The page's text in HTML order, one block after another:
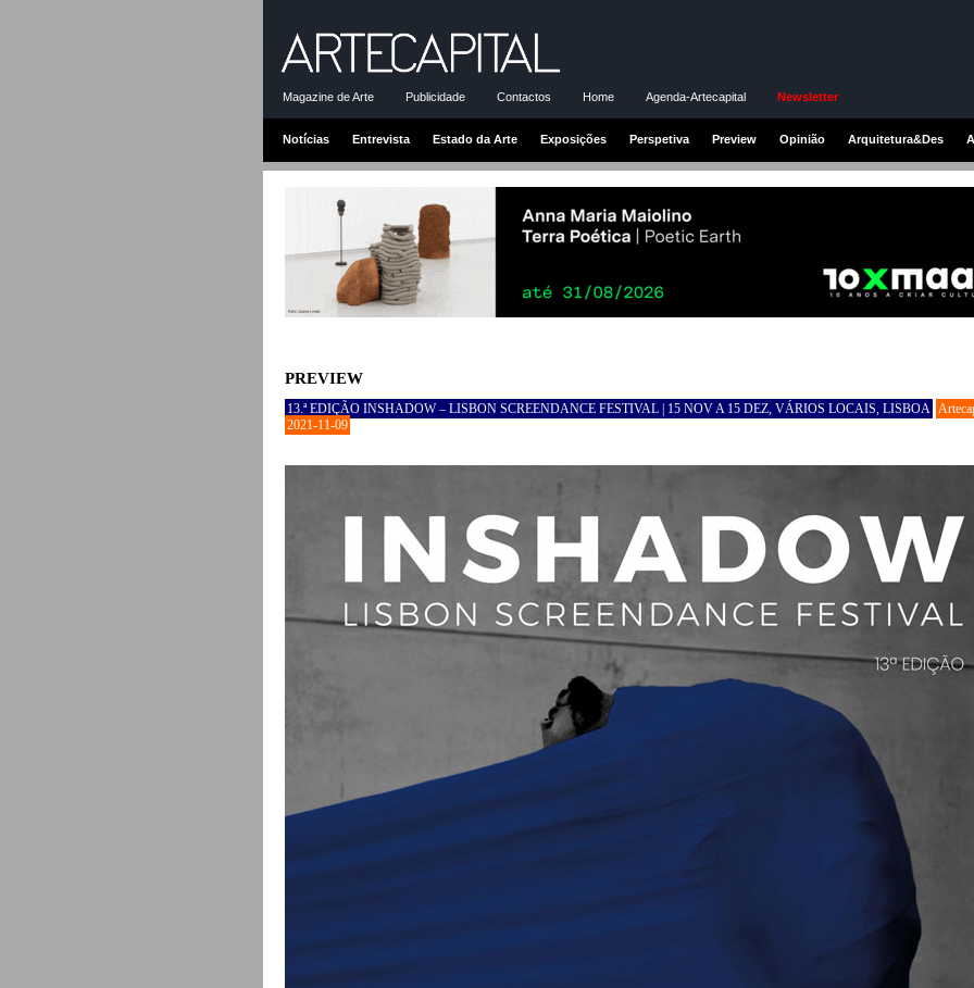
Magazine de Arte Publicidade Contactos Home Agenda-Artecapital Newsletter
Notícias Entrevista Estado da Arte Exposições Perspetiva Preview Opinião Arquitetura&Des
PREVIEW
13.ª EDIÇÃO INSHADOW – LISBON SCREENDANCE FESTIVAL | 15 NOV A 15 DEZ, VÁRIOS LOCAIS, LISBOA
2021-11-09